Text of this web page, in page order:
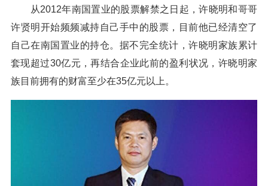
从2012年南国置业的股票解禁之日起，许晓明和哥哥
许贤明开始频频减持自己手中的股票，目前他已经清空了
自己在南国置业的持仓。据不完全统计，许晓明家族累计
套现超过30亿元，再结合企业此前的盈利状况，许晓明家
族目前拥有的财富至少在35亿元以上。